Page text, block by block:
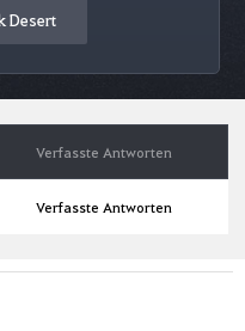
Desert
Verfasste Antworten
Verfasste Antworten